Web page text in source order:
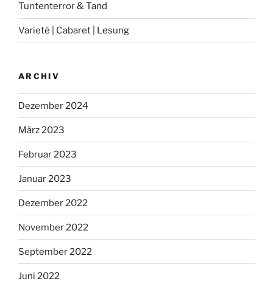
Tuntenterror & Tand
Varieté | Cabaret | Lesung
ARCHIV
Dezember 2024
März 2023
Februar 2023
Januar 2023
Dezember 2022
November 2022
September 2022
Juni 2022